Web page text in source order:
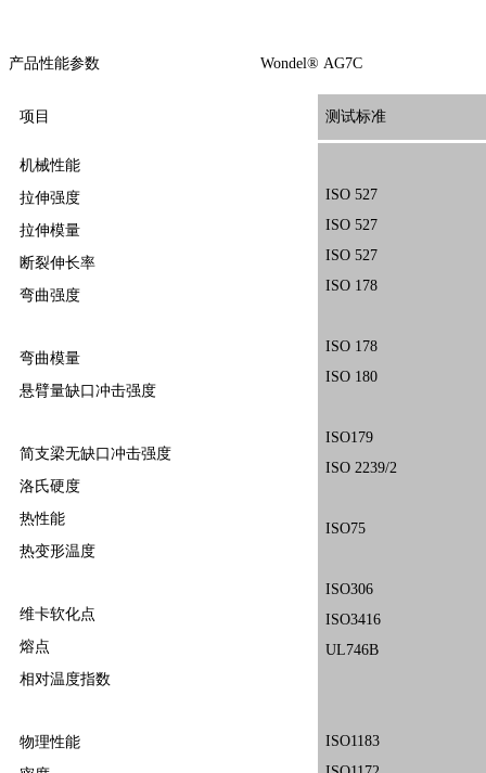
产品性能参数 Wondel® AG7C
项目 测试标准
机械性能
拉伸强度
拉伸模量
断裂伸长率
弯曲强度
弯曲模量
悬臂量缺口冲击强度
简支梁无缺口冲击强度
洛氏硬度
热性能
热变形温度
维卡软化点
熔点
相对温度指数
物理性能
ISO 527
ISO 527
ISO 527
ISO 178
ISO 178
ISO 180
ISO179
ISO 2239/2
ISO75
ISO306
ISO3416
UL746B
ISO1183